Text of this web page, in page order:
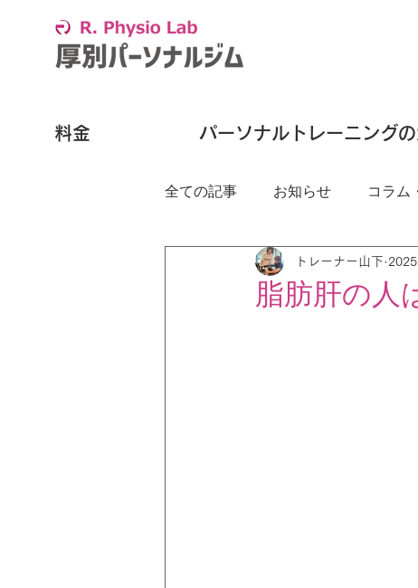
料金 パーソナルトレーニング
全ての記事 お知らせ コラム
脂肪肝の人
トレーナー山下